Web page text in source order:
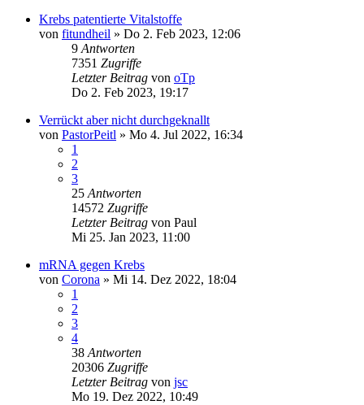
Krebs patentierte Vitalstoffe
von fitundheil » Do 2. Feb 2023, 12:06
9 Antworten
7351 Zugriffe
Letzter Beitrag von oTp
Do 2. Feb 2023, 19:17
Verrückt aber nicht durchgeknallt
von PastorPeitl » Mo 4. Jul 2022, 16:34
1
2
3
25 Antworten
14572 Zugriffe
Letzter Beitrag von Paul
Mi 25. Jan 2023, 11:00
mRNA gegen Krebs
von Corona » Mi 14. Dez 2022, 18:04
1
2
3
4
38 Antworten
20306 Zugriffe
Letzter Beitrag von jsc
Mo 19. Dez 2022, 10:49